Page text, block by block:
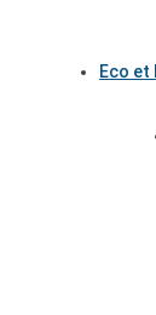
Eco et